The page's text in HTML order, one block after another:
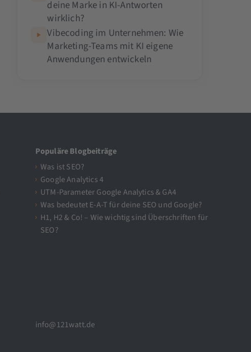
deine Marke in KI-Antworten
wirklich?
Vibecoding im Unternehmen: Wie
Marketing-Teams mit KI eigene
Anwendungen entwickeln
Populäre Blogbeiträge
Was ist SEO?
Google Analytics 4
UTM-Parameter Google Analytics & GA4
Was bedeutet E-A-T für deine SEO und Google?
H1, H2 & Co! – Wie wichtig sind Überschriften für
SEO?
info@121watt.de